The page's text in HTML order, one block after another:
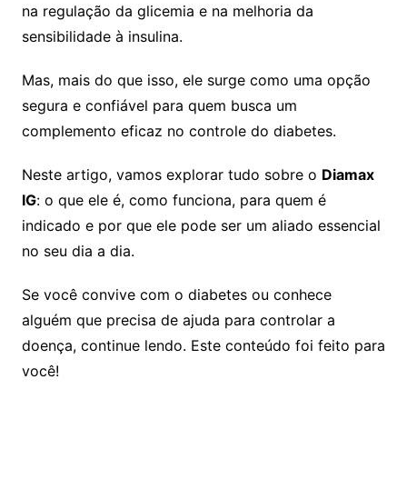
na regulação da glicemia e na melhoria da
sensibilidade à insulina.
Mas, mais do que isso, ele surge como uma opção
segura e confiável para quem busca um
complemento eficaz no controle do diabetes.
Neste artigo, vamos explorar tudo sobre o Diamax
IG: o que ele é, como funciona, para quem é
indicado e por que ele pode ser um aliado essencial
no seu dia a dia.
Se você convive com o diabetes ou conhece
alguém que precisa de ajuda para controlar a
doença, continue lendo. Este conteúdo foi feito para
você!